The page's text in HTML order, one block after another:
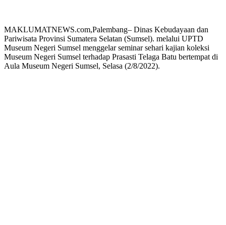
MAKLUMATNEWS.com,Palembang– Dinas Kebudayaan dan
Pariwisata Provinsi Sumatera Selatan (Sumsel). melalui UPTD
Museum Negeri Sumsel menggelar seminar sehari kajian koleksi
Museum Negeri Sumsel terhadap Prasasti Telaga Batu bertempat di
Aula Museum Negeri Sumsel, Selasa (2/8/2022).